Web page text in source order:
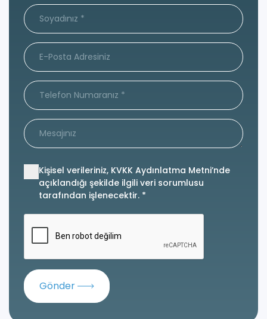
Kişisel verileriniz, KVKK Aydınlatma Metni’nde
açıklandığı şekilde ilgili veri sorumlusu
tarafından işlenecektir. *
Gönder